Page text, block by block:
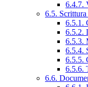
6.4.7.
6.5.
6.5.1.
6.5.2.
6.5.3.
6.5.4.
6.5.5.
6.5.6.
6.6.